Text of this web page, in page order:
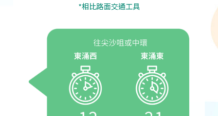
*相比路面交通工具